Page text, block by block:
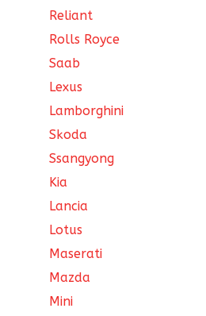
Reliant
Rolls Royce
Saab
Lexus
Lamborghini
Skoda
Ssangyong
Kia
Lancia
Lotus
Maserati
Mazda
Mini